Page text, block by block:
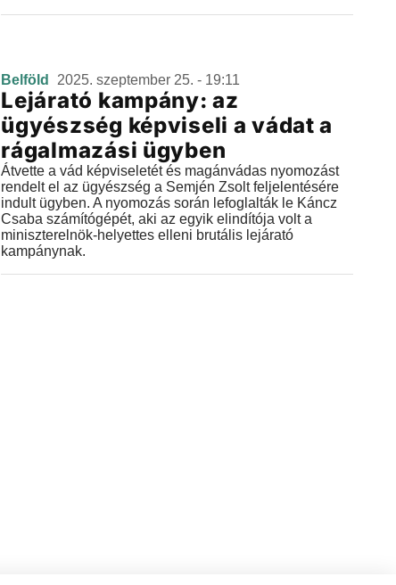
Belföld 2025. szeptember 25. - 19:11
Lejárató kampány: az
ügyészség képviseli a vádat a
rágalmazási ügyben
Átvette a vád képviseletét és magánvádas nyomozást
rendelt el az ügyészség a Semjén Zsolt feljelentésére
indult ügyben. A nyomozás során lefoglalták le Káncz
Csaba számítógépét, aki az egyik elindítója volt a
miniszterelnök-helyettes elleni brutális lejárató
kampánynak.